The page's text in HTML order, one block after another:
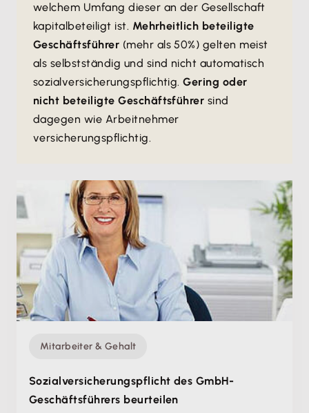
welchem Umfang dieser an der Gesellschaft
kapitalbeteiligt ist. Mehrheitlich beteiligte
Geschäftsführer (mehr als 50%) gelten meist
als selbstständig und sind nicht automatisch
sozialversicherungspflichtig.Gering oder
nicht beteiligte Geschäftsführer sind
dagegen wie Arbeitnehmer
versicherungspflichtig.
Mitarbeiter & Gehalt
Sozial­versicherungspflicht des GmbH-
Geschäftsführers beurteilen